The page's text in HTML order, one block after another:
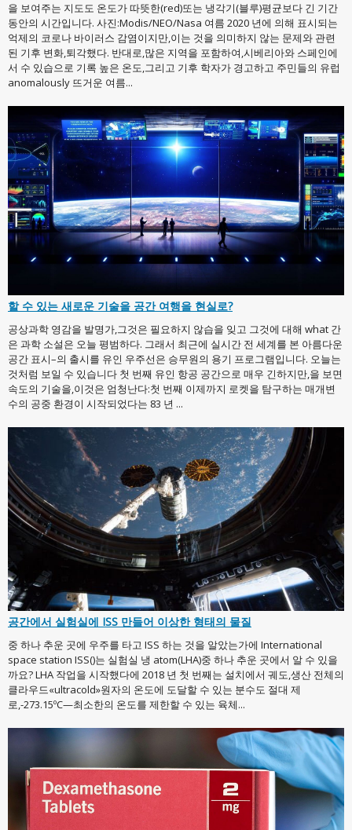
을 보여주는 지도도 온도가 따뜻한(red)또는 냉각기(블루)평균보다 긴 기간
동안의 시간입니다. 사진:Modis/NEO/Nasa 여름 2020 년에 의해 표시되는
억제의 코로나 바이러스 감염이지만,이는 것을 의미하지 않는 문제와 관련
된 기후 변화,퇴각했다. 반대로,많은 지역을 포함하여,시베리아와 스페인에
서 수 있습으로 기록 높은 온도,그리고 기후 학자가 경고하고 주민들의 유럽
anomalously 뜨거운 여름...
할 수 있는 새로운 기술을 공간 여행을 현실로?
공상과학 영감을 발명가,그것은 필요하지 않습을 잊고 그것에 대해 what 간
은 과학 소설은 오늘 평범하다. 그래서 최근에 실시간 전 세계를 본 아름다운
공간 표시–의 출시를 유인 우주선은 승무원의 용기 프로그램입니다. 오늘는
것처럼 보일 수 있습니다 첫 번째 유인 항공 공간으로 매우 긴하지만,을 보면
속도의 기술을,이것은 엄청난다:첫 번째 이제까지 로켓을 탐구하는 매개변
수의 공중 환경이 시작되었다는 83 년 ...
공간에서 실험실에 ISS 만들어 이상한 형태의 물질
중 하나 추운 곳에 우주를 타고 ISS 하는 것을 알았는가에 International
space station ISS()는 실험실 냉 atom(LHA)중 하나 추운 곳에서 알 수 있을
까요? LHA 작업을 시작했다에 2018 년 첫 번째는 설치에서 궤도,생산 전체의
클라우드«ultracold»원자의 온도에 도달할 수 있는 분수도 절대 제
로,-273.15ºC—최소한의 온도를 제한할 수 있는 육체...